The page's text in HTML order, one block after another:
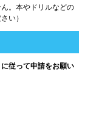
。本やドリルなどの
い）
従って申請をお願い